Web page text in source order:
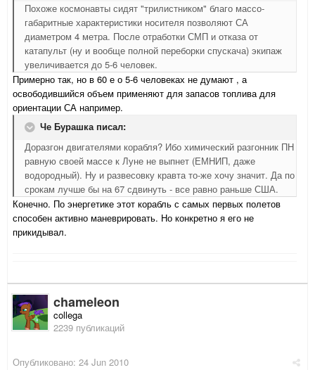
Похоже космонавты сидят "трилистником" благо массо-
габаритные характеристики носителя позволяют СА
диаметром 4 метра. После отработки СМП и отказа от
катапульт (ну и вообще полной переборки спускача) экипаж
увеличивается до 5-6 человек.
Примерно так, но в 60 е о 5-6 человеках не думают , а
освободившийся объем применяют для запасов топлива для
ориентации СА например.
Че Бурашка писал:
Доразгон двигателями корабля? Ибо химический разгонник ПН
равную своей массе к Луне не выпнет (ЕМНИП, даже
водородный). Ну и развесовку кравта то-же хочу значит. Да по
срокам лучше бы на 67 сдвинуть - все равно раньше США.
Конечно. По энергетике этот корабль с самых первых полетов
способен активно маневрировать. Но конкретно я его не
прикидывал.
chameleon
collega
2239 публикаций
Опубликовано: 24 Jun 2010